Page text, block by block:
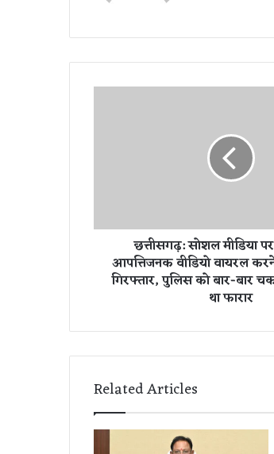
ल
म
आ
प
त्ति
छत्तीसगढ़: सोशल मीडिया
आपत्तिजनक वीडियो वायरल
गिरफ्तार, पुलिस को बार-बार
था फारार
Related Articles